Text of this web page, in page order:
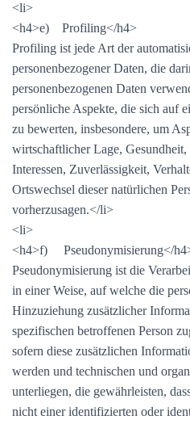
<li>
<h4>e) Profiling</h4>
Profiling ist jede Art der
personenbezogener Daten, die
personenbezogenen Daten
persönliche Aspekte, die sich auf
zu bewerten, insbesondere, um
wirtschaftlicher Lage,
Interessen, Zuverlässigkeit,
Ortswechsel dieser natürlichen
vorherzusagen.</li>
<li>
<h4>f) Pseudonymisierung</
Pseudonymisierung ist die
in einer Weise, auf welche die
Hinzuziehung zusätzlicher
spezifischen betroffenen Person
sofern diese zusätzlichen
werden und technischen und
unterliegen, die gewährleisten,
nicht einer identifizierten oder